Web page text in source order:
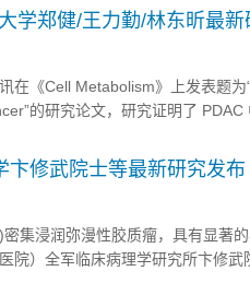
学郑健/王力勤/林东昕最
在《Cell Metabolism》上发表题为
的研究论文，研究证明了 PDAC
卞修武院士等最新研究发布
集浸润弥漫性胶质瘤，具有显著的
院）全军临床病理学研究所卞修武